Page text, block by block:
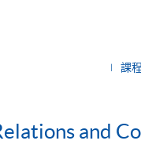
課
and